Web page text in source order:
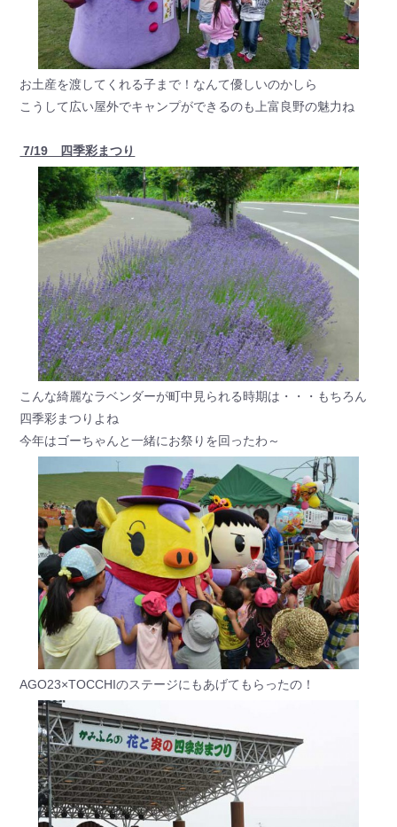
お土産を渡してくれる子まで！なんて優しいのかしら
こうして広い屋外でキャンプができるのも上富良野の魅力ね
7/19 四季彩まつり
こんな綺麗なラベンダーが町中見られる時期は・・・もちろん
四季彩まつりよね
今年はゴーちゃんと一緒にお祭りを回ったわ～
AGO23×TOCCHIのステージにもあげてもらったの！